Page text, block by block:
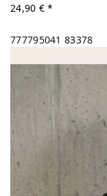
24,90 € *
777795041 83378